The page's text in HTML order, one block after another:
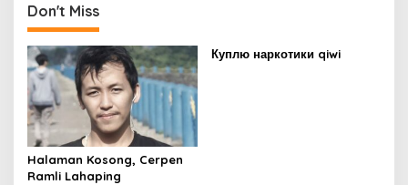
t
n
a
v
i
g
a
Don't Miss
Halaman Kosong, Cerpen
Ramli Lahaping
Куплю наркотики qiwi